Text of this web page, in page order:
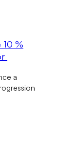
10 %
a